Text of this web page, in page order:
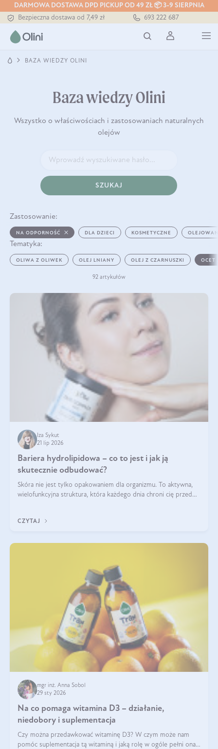
DARMOWA DOSTAWA DPD PICKUP OD 49 ZŁ 📦 3-9 SIERPNIA
Tłoczony zawsze na zimno
Bezpieczna dostawa od 7,49 zł
Tłoczony zawsze na zimno
693 222 687
BAZA WIEDZY OLINI
Baza wiedzy Olini
Wszystko o właściwościach i zastosowaniach naturalnych
olejów
SZUKAJ
Zastosowanie:
NA ODPORNOŚĆ DLA DZIECI KOSMETYCZNE
Tematyka:
OLIWA Z OLIWEK OLEJ LNIANY OLEJ Z CZARNUSZKI OCET
92 artykułów
Iza Sykut
21 lip 2026
Bariera hydrolipidowa – co to jest i jak ją
skutecznie odbudować?
Skóra nie jest tylko opakowaniem dla organizmu. To aktywna,
wielofunkcyjna struktura, która każdego dnia chroni cię przed
bariera hydrolipidowa.
CZYTAJ
mgr inż. Anna Sobol
29 sty 2026
Na co pomaga witamina D3 – działanie,
niedobory i suplementacja
Czy można przedawkować witaminę D3? W czym może nam
pomóc suplementacja tą witaminą i jaką rolę w ogóle pełni ona